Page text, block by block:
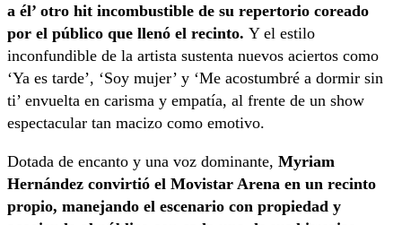
a él’ otro hit incombustible de su repertorio coreado
por el público que llenó el recinto. Y el estilo
inconfundible de la artista sustenta nuevos aciertos como
‘Ya es tarde’, ‘Soy mujer’ y ‘Me acostumbré a dormir sin
ti’ envuelta en carisma y empatía, al frente de un show
espectacular tan macizo como emotivo.
Dotada de encanto y una voz dominante, Myriam
Hernández convirtió el Movistar Arena en un recinto
propio, manejando el escenario con propiedad y